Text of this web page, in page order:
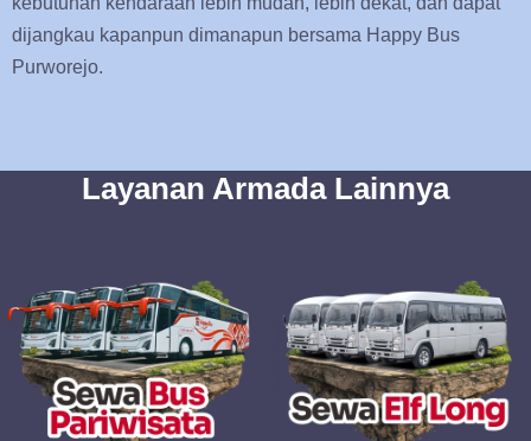
dijangkau kapanpun dimanapun bersama Happy Bus
Purworejo.
Layanan Armada Lainnya